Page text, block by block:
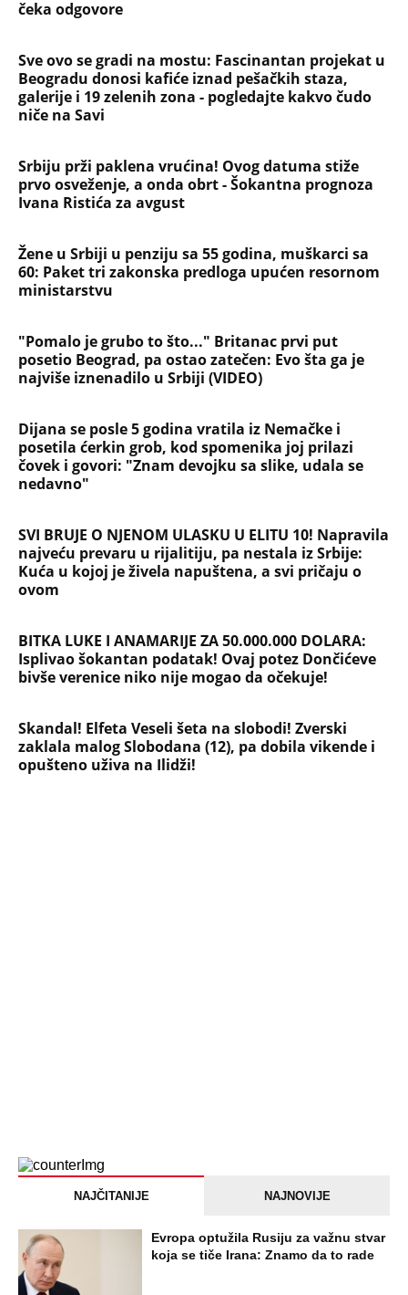
čeka odgovore
Sve ovo se gradi na mostu: Fascinantan projekat u
Beogradu donosi kafiće iznad pešačkih staza,
galerije i 19 zelenih zona - pogledajte kakvo čudo
niče na Savi
Srbiju prži paklena vrućina! Ovog datuma stiže
prvo osveženje, a onda obrt - Šokantna prognoza
Ivana Ristića za avgust
Žene u Srbiji u penziju sa 55 godina, muškarci sa
60: Paket tri zakonska predloga upućen resornom
ministarstvu
"Pomalo je grubo to što..." Britanac prvi put
posetio Beograd, pa ostao zatečen: Evo šta ga je
najviše iznenadilo u Srbiji (VIDEO)
Dijana se posle 5 godina vratila iz Nemačke i
posetila ćerkin grob, kod spomenika joj prilazi
čovek i govori: "Znam devojku sa slike, udala se
nedavno"
SVI BRUJE O NJENOM ULASKU U ELITU 10! Napravila
najveću prevaru u rijalitiju, pa nestala iz Srbije:
Kuća u kojoj je živela napuštena, a svi pričaju o
ovom
BITKA LUKE I ANAMARIJE ZA 50.000.000 DOLARA:
Isplivao šokantan podatak! Ovaj potez Dončićeve
bivše verenice niko nije mogao da očekuje!
Skandal! Elfeta Veseli šeta na slobodi! Zverski
zaklala malog Slobodana (12), pa dobila vikende i
opušteno uživa na Ilidži!
NAJČITANIJE NAJNOVIJE
Evropa optužila Rusiju za važnu stvar
koja se tiče Irana: Znamo da to rade